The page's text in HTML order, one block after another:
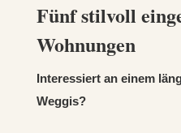
Fünf stilvoll
Wohnungen
Interessiert an einem
Weggis?